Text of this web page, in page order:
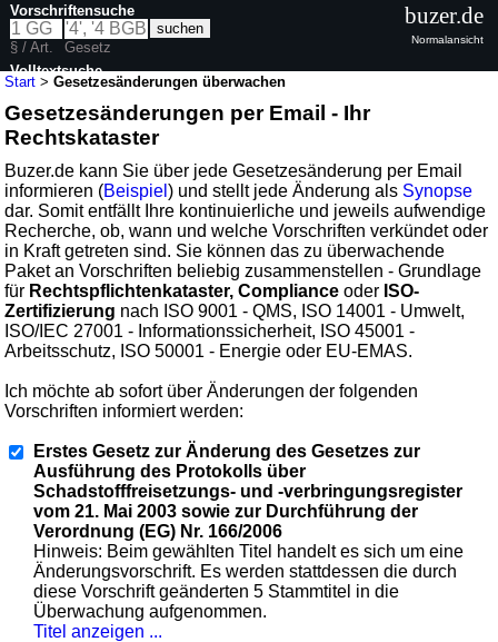
Start >Gesetzesänderungen überwachen
Gesetzesänderungen per Email - Ihr
Rechtskataster
Buzer.de kann Sie über jede Gesetzesänderung per Email
informieren (Beispiel) und stellt jede Änderung als Synopse
dar. Somit entfällt Ihre kontinuierliche und jeweils aufwendige
Recherche, ob, wann und welche Vorschriften verkündet oder
in Kraft getreten sind. Sie können das zu überwachende
Paket an Vorschriften beliebig zusammenstellen - Grundlage
für Rechtspflichtenkataster, Compliance oder ISO-
Zertifizierung nach ISO 9001 - QMS, ISO 14001 - Umwelt,
ISO/IEC 27001 - Informationssicherheit, ISO 45001 -
Arbeitsschutz, ISO 50001 - Energie oder EU-EMAS.
Ich möchte ab sofort über Änderungen der folgenden
Vorschriften informiert werden:
Erstes Gesetz zur Änderung des Gesetzes zur
Ausführung des Protokolls über
Schadstofffreisetzungs- und -verbringungsregister
vom 21. Mai 2003 sowie zur Durchführung der
Verordnung (EG) Nr. 166/2006
Hinweis: Beim gewählten Titel handelt es sich um eine
Änderungsvorschrift. Es werden stattdessen die durch
diese Vorschrift geänderten 5 Stammtitel in die
Überwachung aufgenommen.
Titel anzeigen ...
Vorschriftensuche
§ / Art.
Gesetz
Volltextsuche
buzer.de
Normalansicht